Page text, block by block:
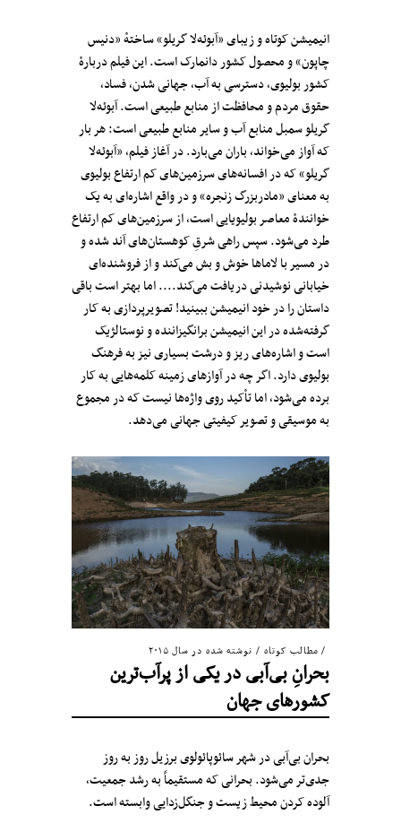
انیمیشن کوتاه و زیبای «آبوئه‌لا گریلو» ساختهٔ «دنیس
چاپون» و محصول کشور دانمارک است. این فیلم دربارهٔ
کشور بولیوی، دسترسی به آب،‌ جهانی شدن، فساد،‌
حقوق مردم و محافظت از منابع طبیعی است. آبوئه‌لا
گریلو سمبل منابع آب و سایر منابع طبیعی است: هر بار
که آواز می‌خواند، باران می‌بارد. در آغاز فیلم، «آبوئه‌لا
گریلو» که در افسانه‌های سرزمین‌های کم ارتفاع بولیوی
به معنای «مادربزرگ زنجره‌» و در واقع اشاره‌ای به یک
خوانندهٔ معاصر بولیویایی است، از سرزمین‌های کم ارتفاع
طرد می‌شود. سپس راهی شرقِ کوهستان‌های آند شده و
در مسیر با لاماها خوش و بش می‌کند و از فروشنده‌ای
خیابانی نوشیدنی دریافت می‌کند.... اما بهتر است باقی
داستان را در خود انیمیشن ببینید! تصویرپردازی به کار
گرفته‌شده در این انیمیشن برانگیزاننده و نوستالژیک
است و اشاره‌های ریز و درشت بسیاری نیز به فرهنگ
بولیوی دارد. اگر چه در آوازهای زمینه کلمه‌هایی به کار
برده می‌شود، اما تأکید روی واژه‌ها نیست که در مجموع
به موسیقی و تصویر کیفیتی جهانی می‌دهد.
مطالب کوتاه / نوشته شده در سال ۲۰۱۵
بحرانِ بی‌آبی در یکی از پرآب‌ترین
کشورهای جهان
بحران بی‌آبی در شهر سائوپائولوی برزیل روز به روز
جدی‌تر می‌شود. بحرانی که مستقیماً به رشد جمعیت،
آلوده کردن محیط زیست و جنگل‌زدایی وابسته است.